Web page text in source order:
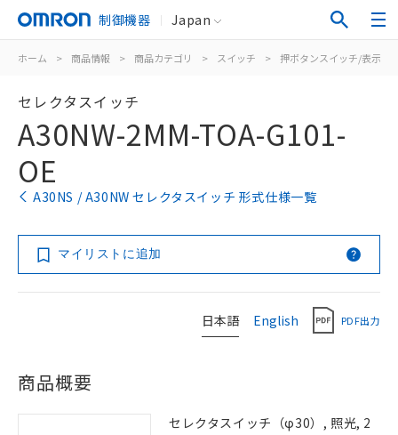
制御機器 Japan
ホーム > 商品情報 > 商品カテゴリ > スイッチ > 押ボタンスイッチ/表示灯
セレクタスイッチ
A30NW-2MM-TOA-G101-
OE
A30NS / A30NW セレクタスイッチ 形式仕様一覧
マイリストに追加
日本語 English PDF出力
商品概要
セレクタスイッチ（φ30）, 照光, 2